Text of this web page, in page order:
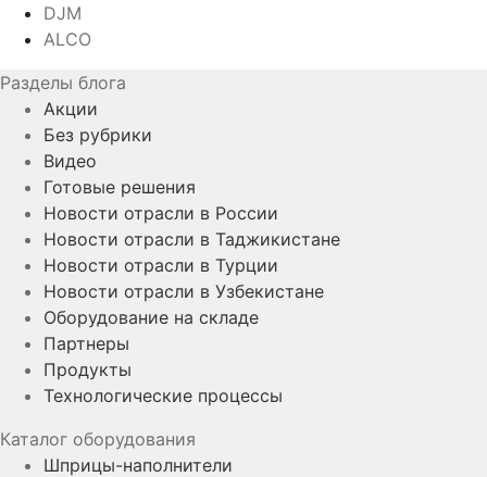
DJM
ALCO
Разделы блога
Акции
Без рубрики
Видео
Готовые решения
Новости отрасли в России
Новости отрасли в Таджикистане
Новости отрасли в Турции
Новости отрасли в Узбекистане
Оборудование на складе
Партнеры
Продукты
Технологические процессы
Каталог оборудования
Шприцы-наполнители